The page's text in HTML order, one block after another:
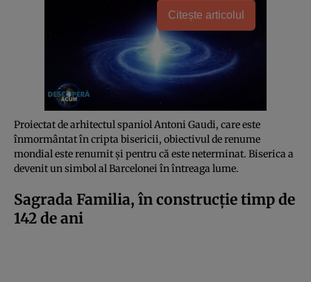
Citește articolul
Proiectat de arhitectul spaniol Antoni Gaudi, care este
înmormântat în cripta bisericii, obiectivul de renume
mondial este renumit și pentru că este neterminat. Biserica a
devenit un simbol al Barcelonei în întreaga lume.
Sagrada Familia, în construcție timp de
142 de ani